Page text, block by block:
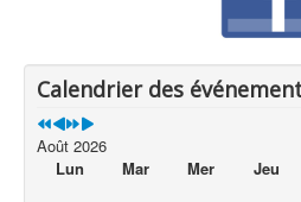
Calendrier des
Août 2026
Lun
Mar Mer Jeu